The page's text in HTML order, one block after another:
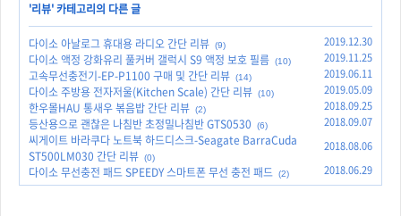
'리뷰' 카테고리의 다른 글
다이소 아날로그 휴대용 라디오 간단 리뷰 (9) 2019.12.30
다이소 액정 강화유리 풀커버 갤럭시 S9 액정 보호 필름 (10) 2019.11.25
고속무선충전기-EP-P1100 구매 및 간단 리뷰 (14) 2019.06.11
다이소 주방용 전자저울(Kitchen Scale) 간단 리뷰 (10) 2019.05.09
한우몰HAU 통새우 볶음밥 간단 리뷰 (2) 2018.09.25
등산용으로 괜찮은 나침반 초정밀나침반 GTS0530 (6) 2018.09.07
씨게이트 바라쿠다 노트북 하드디스크-Seagate BarraCuda
ST500LM030 간단 리뷰 (0)
2018.08.06
다이소 무선충전 패드 SPEEDY 스마트폰 무선 충전 패드 (2) 2018.06.29